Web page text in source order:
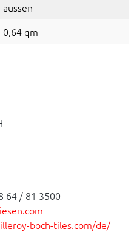
aussen
0,64 qm
64 / 81 3500
boch-tiles.com/de/